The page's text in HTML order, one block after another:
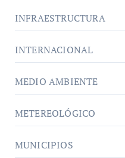
INFRAESTRUCTURA
INTERNACIONAL
MEDIO AMBIENTE
METEREOLÓGICO
MUNICIPIOS